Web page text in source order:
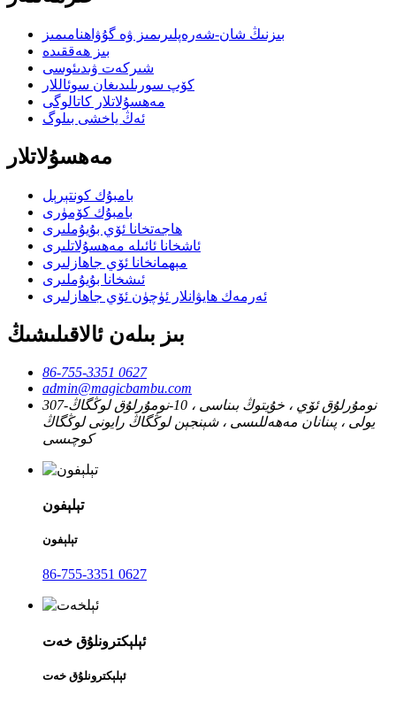
بىزنىڭ شان-شەرەپلىرىمىز ۋە گۇۋاھنامىمىز
بىز ھەققىدە
شىركەت ۋىدىئوسى
كۆپ سورىلىدىغان سوئاللار
مەھسۇلاتلار كاتالوگى
ئەڭ ياخشى بىلوگ
مەھسۇلاتلار
بامبۇك كونتېرېل
بامبۇك كۆمۈرى
ھاجەتخانا ئۆي بۇيۇملىرى
ئاشخانا ئائىلە مەھسۇلاتلىرى
مېھمانخانا ئۆي جاھازلىرى
ئىشخانا بۇيۇملىرى
ئەرمەك ھايۋانلار ئۈچۈن ئۆي جاھازلىرى
بىز بىلەن ئالاقىلىشىڭ
86-755-3351 0627
admin@magicbambu.com
307-نومۇرلۇق ئۆي ، خۇيتوڭ بىناسى ، 10-نومۇرلۇق لوڭگاڭ
يولى ، پىنانان مەھەللىسى ، شېنجېن لوڭگاڭ رايونى لوڭگاڭ
كوچىسى
تېلېفون
تېلېفون
86-755-3351 0627
ئېلېكترونلۇق خەت
ئېلېكترونلۇق خەت